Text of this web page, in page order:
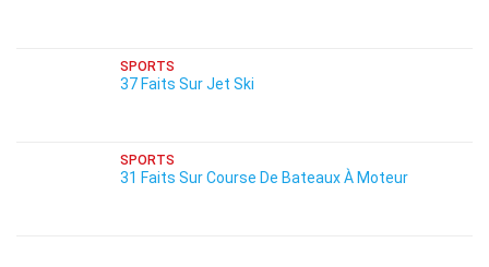
SPORTS
37 Faits Sur Jet Ski
SPORTS
31 Faits Sur Course De Bateaux À Moteur